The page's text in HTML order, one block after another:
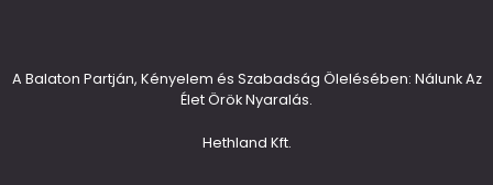
A Balaton Partján, Kényelem és Szabadság Ölelésében: Nálunk Az
Élet Örök Nyaralás.
Hethland Kft.